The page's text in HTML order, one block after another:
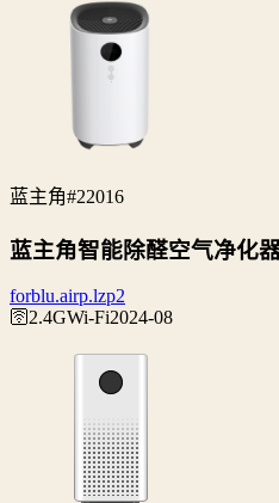
蓝主角#22016
蓝主角智能除醛空气净化
forblu.airp.lzp2
🛜2.4GWi‑Fi2024-08